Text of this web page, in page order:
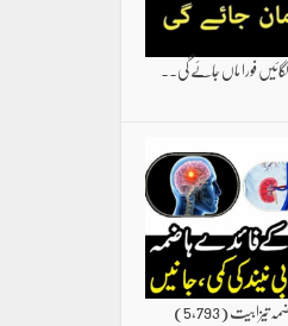
فورا ماں جائے گی۔۔
تیزابیت(5,793)